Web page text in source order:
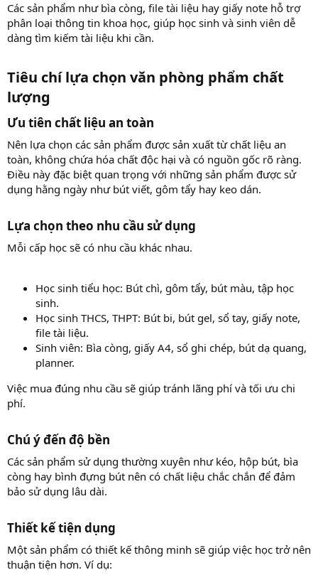
Các sản phẩm như bìa còng, file tài liệu hay giấy note hỗ trợ
phân loại thông tin khoa học, giúp học sinh và sinh viên dễ
dàng tìm kiếm tài liệu khi cần.
Tiêu chí lựa chọn văn phòng phẩm chất
lượng​
Ưu tiên chất liệu an toàn​
Nên lựa chọn các sản phẩm được sản xuất từ chất liệu an
toàn, không chứa hóa chất độc hại và có nguồn gốc rõ ràng.
Điều này đặc biệt quan trọng với những sản phẩm được sử
dụng hằng ngày như bút viết, gôm tẩy hay keo dán.
Lựa chọn theo nhu cầu sử dụng​
Mỗi cấp học sẽ có nhu cầu khác nhau.
Học sinh tiểu học: Bút chì, gôm tẩy, bút màu, tập học
sinh.
Học sinh THCS, THPT: Bút bi, bút gel, sổ tay, giấy note,
file tài liệu.
Sinh viên: Bìa còng, giấy A4, sổ ghi chép, bút dạ quang,
planner.
Việc mua đúng nhu cầu sẽ giúp tránh lãng phí và tối ưu chi
phí.
Chú ý đến độ bền​
Các sản phẩm sử dụng thường xuyên như kéo, hộp bút, bìa
còng hay bình đựng bút nên có chất liệu chắc chắn để đảm
bảo sử dụng lâu dài.
Thiết kế tiện dụng​
Một sản phẩm có thiết kế thông minh sẽ giúp việc học trở nên
thuận tiện hơn. Ví dụ: